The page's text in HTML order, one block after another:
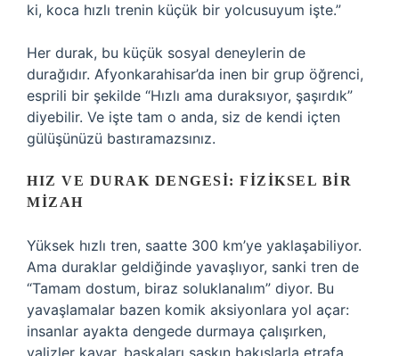
ki, koca hızlı trenin küçük bir yolcusuyum işte.”
Her durak, bu küçük sosyal deneylerin de
durağıdır. Afyonkarahisar’da inen bir grup öğrenci,
esprili bir şekilde “Hızlı ama duraksıyor, şaşırdık”
diyebilir. Ve işte tam o anda, siz de kendi içten
gülüşünüzü bastıramazsınız.
HIZ VE DURAK DENGESI: FIZIKSEL BIR
MIZAH
Yüksek hızlı tren, saatte 300 km’ye yaklaşabiliyor.
Ama duraklar geldiğinde yavaşlıyor, sanki tren de
“Tamam dostum, biraz soluklanalım” diyor. Bu
yavaşlamalar bazen komik aksiyonlara yol açar:
insanlar ayakta dengede durmaya çalışırken,
valizler kayar, başkaları şaşkın bakışlarla etrafa